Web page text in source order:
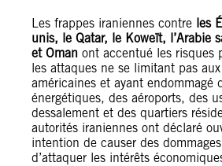
Les frappes iraniennes contre les
unis, le Qatar, le Koweït, l’Arabie
et Oman ont accentué les risques
les attaques ne se limitant pas
américaines et ayant endommagé
énergétiques, des aéroports, des
dessalement et des quartiers
autorités iraniennes ont déclaré
intention de causer des
d’attaquer les intérêts